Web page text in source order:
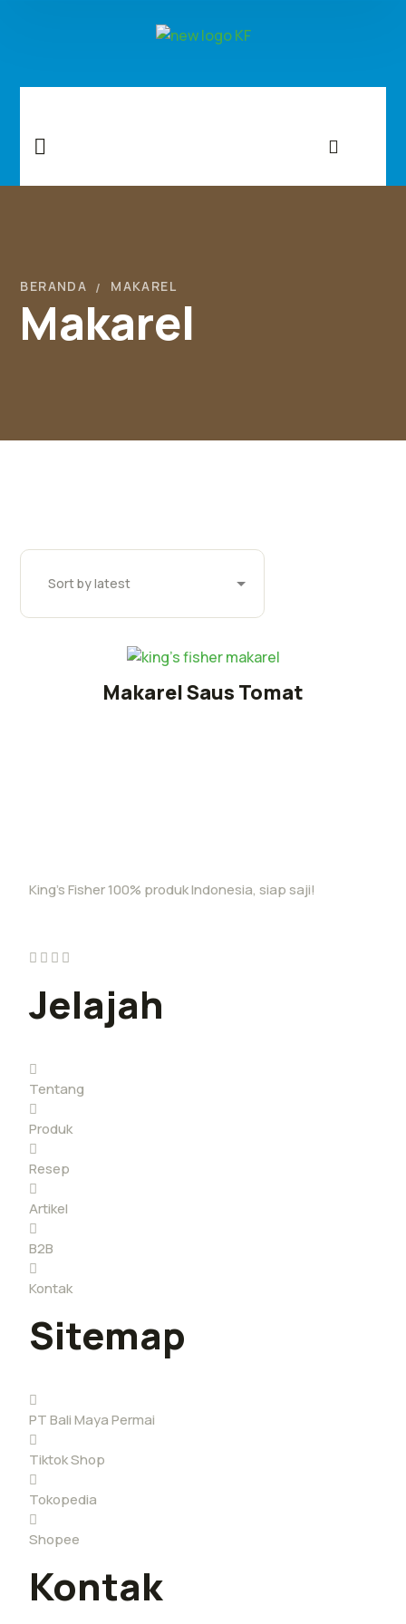
Makarel
BERANDA MAKAREL
Makarel Saus Tomat
King’s Fisher 100% produk Indonesia, siap saji!
Jelajah
Tentang
Produk
Resep
Artikel
B2B
Kontak
Sitemap
PT Bali Maya Permai
Tiktok Shop
Tokopedia
Shopee
Kontak